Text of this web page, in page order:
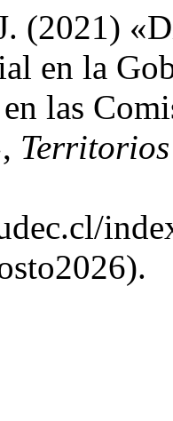
(2021)
en la
las